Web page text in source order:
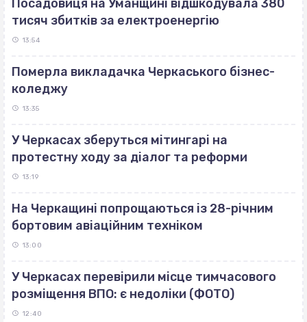
Посадовиця на Уманщині відшкодувала 380
тисяч збитків за електроенергію
13:54
Померла викладачка Черкаського бізнес-
коледжу
13:35
У Черкасах зберуться мітингарі на
протестну ходу за діалог та реформи
13:19
На Черкащині попрощаються із 28-річним
бортовим авіаційним техніком
13:00
У Черкасах перевірили місце тимчасового
розміщення ВПО: є недоліки (ФОТО)
12:40